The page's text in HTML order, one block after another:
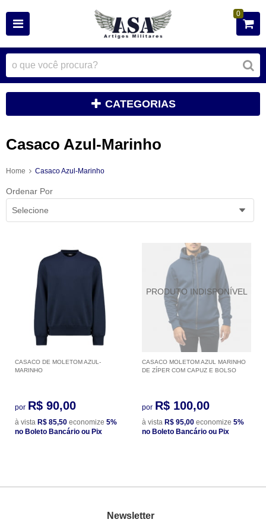
0
CATEGORIAS
Casaco Azul-Marinho
Home Casaco Azul-Marinho
Ordenar Por
Selecione
CASACO DE MOLETOM AZUL-
MARINHO
por R$ 90,00
à vista R$ 85,50 economize 5%
no Boleto Bancário ou Pix
CASACO MOLETOM AZUL MARINHO
DE ZÍPER COM CAPUZ E BOLSO
por R$ 100,00
à vista R$ 95,00 economize 5%
no Boleto Bancário ou Pix
Newsletter